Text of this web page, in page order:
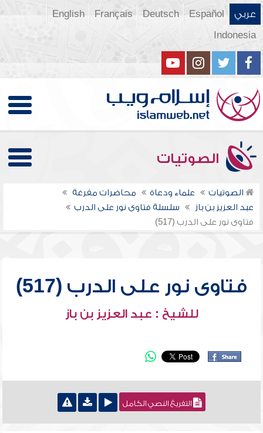
عربي Español
Deutsch
Français
English
Indonesia
الصوتيات
الصوتيات علماء ودعاة
محاضرات مفرغة
عبد العزيز بن باز
سلسلة فتاوى نور على الدرب
فتاوى نور على الدرب (517)
فتاوى نور على الدرب (517)
للشيخ : عبد العزيز بن باز
التفريغ النصي الكامل